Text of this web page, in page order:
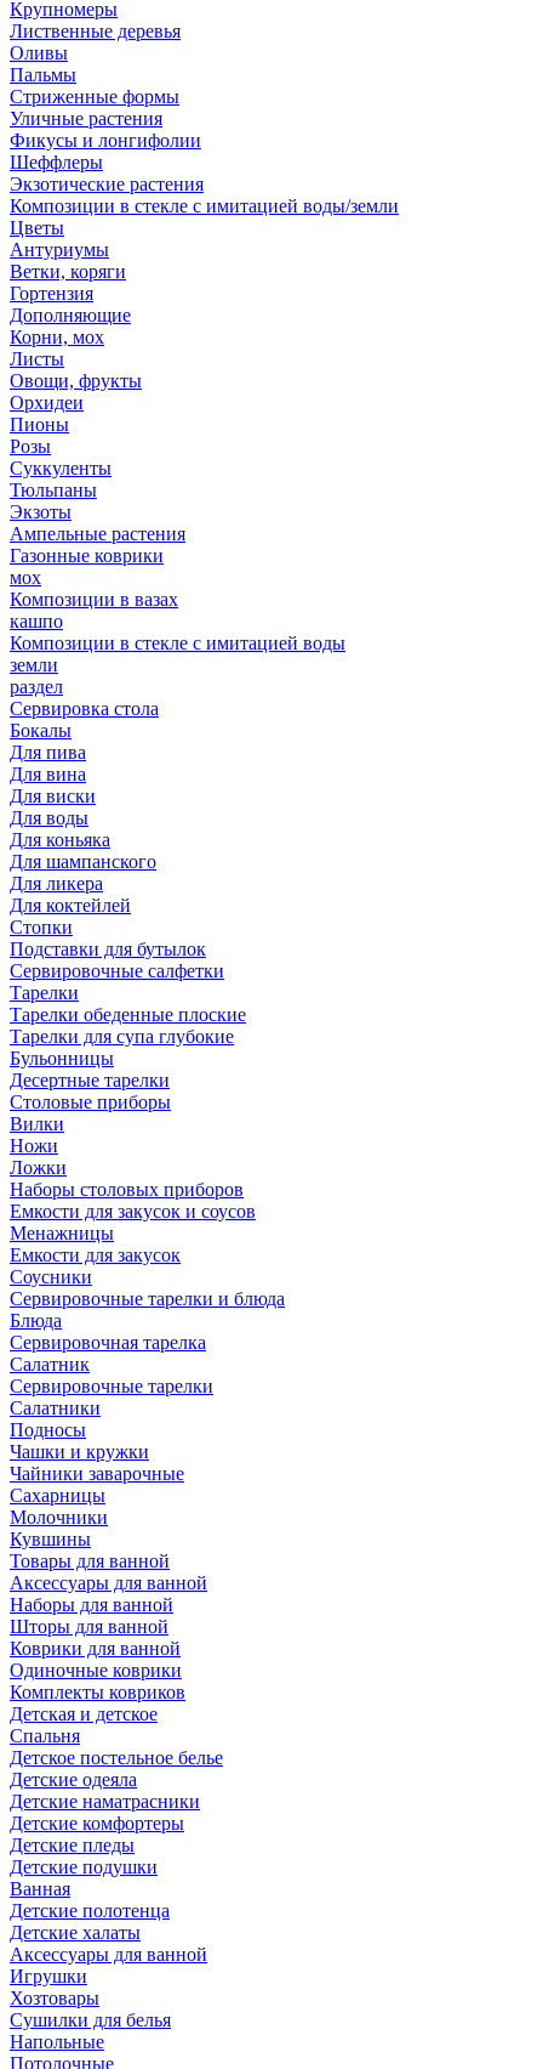
Крупномеры
Лиственные деревья
Оливы
Пальмы
Стриженные формы
Уличные растения
Фикусы и лонгифолии
Шеффлеры
Экзотические растения
Композиции в стекле с имитацией воды/земли
Цветы
Антуриумы
Ветки, коряги
Гортензия
Дополняющие
Корни, мох
Листы
Овощи, фрукты
Орхидеи
Пионы
Розы
Суккуленты
Тюльпаны
Экзоты
Ампельные растения
Газонные коврики
мох
Композиции в вазах
кашпо
Композиции в стекле с имитацией воды
земли
раздел
Сервировка стола
Бокалы
Для пива
Для вина
Для виски
Для воды
Для коньяка
Для шампанского
Для ликера
Для коктейлей
Стопки
Подставки для бутылок
Сервировочные салфетки
Тарелки
Тарелки обеденные плоские
Тарелки для супа глубокие
Бульонницы
Десертные тарелки
Столовые приборы
Вилки
Ножи
Ложки
Наборы столовых приборов
Емкости для закусок и соусов
Менажницы
Емкости для закусок
Соусники
Сервировочные тарелки и блюда
Блюда
Сервировочная тарелка
Салатник
Сервировочные тарелки
Салатники
Подносы
Чашки и кружки
Чайники заварочные
Сахарницы
Молочники
Кувшины
Товары для ванной
Аксессуары для ванной
Наборы для ванной
Шторы для ванной
Коврики для ванной
Одиночные коврики
Комплекты ковриков
Детская и детское
Спальня
Детское постельное белье
Детские одеяла
Детские наматрасники
Детские комфортеры
Детские пледы
Детские подушки
Ванная
Детские полотенца
Детские халаты
Аксессуары для ванной
Игрушки
Хозтовары
Сушилки для белья
Напольные
Потолочные